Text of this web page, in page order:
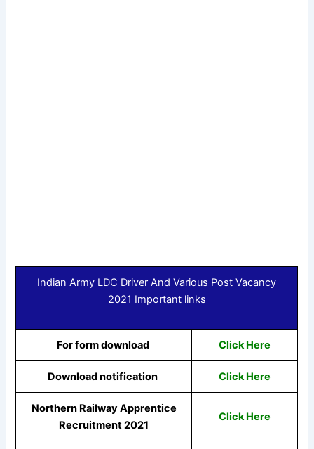
Indian Army LDC Driver And Various Post Vacancy
2021 Important links
For form download Click Here
Download notification Click Here
Northern Railway Apprentice
Recruitment 2021
Click Here